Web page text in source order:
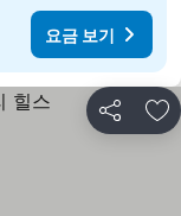
요금 보기
공유 즐